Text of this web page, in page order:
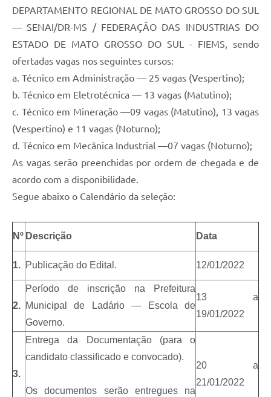
DEPARTAMENTO REGIONAL DE MATO GROSSO DO SUL
— SENAI/DR-MS / FEDERAÇÃO DAS INDUSTRIAS DO
ESTADO DE MATO GROSSO DO SUL - FIEMS, sendo
ofertadas vagas nos seguintes cursos:
a. Técnico em Administração — 25 vagas (Vespertino);
b. Técnico em Eletrotécnica — 13 vagas (Matutino);
c. Técnico em Mineração —09 vagas (Matutino), 13 vagas
(Vespertino) e 11 vagas (Noturno);
d. Técnico em Mecânica Industrial —07 vagas (Noturno);
As vagas serão preenchidas por ordem de chegada e de
acordo com a disponibilidade.
Segue abaixo o Calendário da seleção:
Nº Descrição Data
1. Publicação do Edital. 12/01/2022
2.
Período de inscrição na Prefeitura
Municipal de Ladário — Escola de
Governo.
13 a
19/01/2022
3.
Entrega da Documentação (para o
candidato classificado e convocado).
Os documentos serão entregues na
20 a
21/01/2022